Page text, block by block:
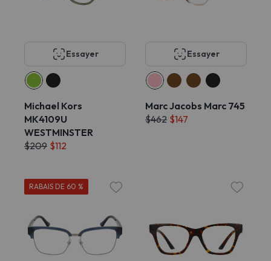
Essayer
Michael Kors
MK4109U
WESTMINSTER
$209 $112
Essayer
Marc Jacobs Marc 745
$462 $147
RABAIS DE 60 %